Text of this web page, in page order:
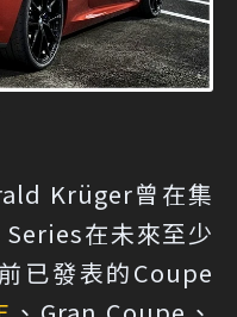
Krüger曾在集
在未來至少
已發表的Coupe